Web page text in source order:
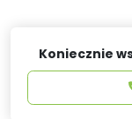
Koniecznie